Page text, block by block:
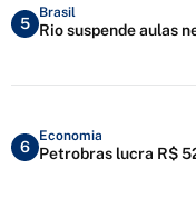
5
Brasil
Rio suspende aulas
6
Economia
Petrobras lucra R$